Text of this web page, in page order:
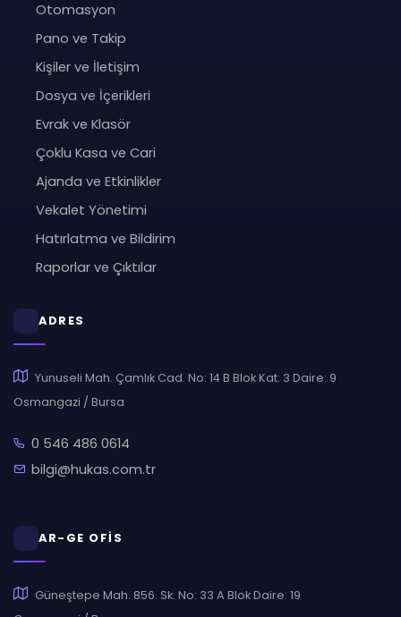
Otomasyon
Pano ve Takip
Kişiler ve İletişim
Dosya ve İçerikleri
Evrak ve Klasör
Çoklu Kasa ve Cari
Ajanda ve Etkinlikler
Vekalet Yönetimi
Hatırlatma ve Bildirim
Raporlar ve Çıktılar
ADRES
Yunuseli Mah. Çamlık Cad. No: 14 B Blok Kat: 3 Daire: 9
Osmangazi / Bursa
0 546 486 0614
bilgi@hukas.com.tr
AR-GE OFİS
Güneştepe Mah. 856. Sk. No: 33 A Blok Daire: 19